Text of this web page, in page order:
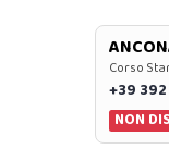
Corso
+39
NON